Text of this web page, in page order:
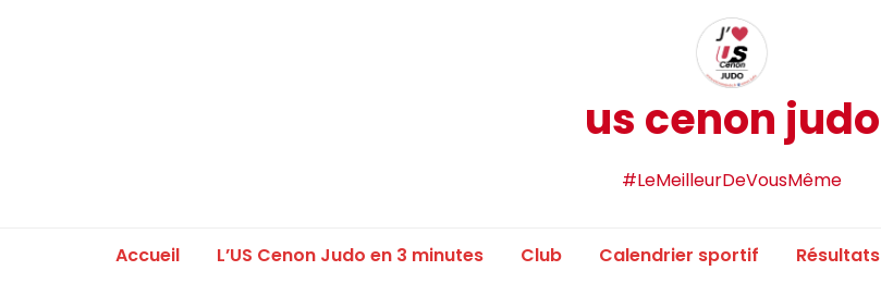
us cenon judo
#LeMeilleurDeVousMême
Accueil L’US Cenon Judo en 3 minutes Club Calendrier sportif Résultats